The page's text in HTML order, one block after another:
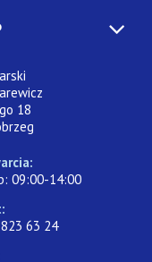
18
09:00-14:00
63 24